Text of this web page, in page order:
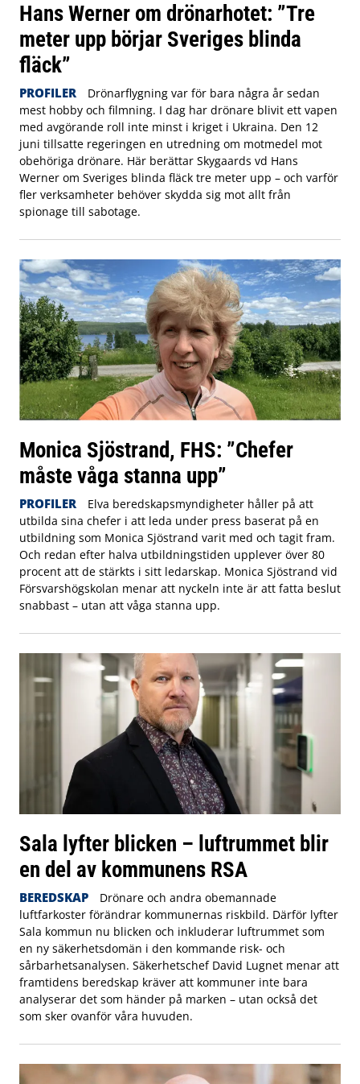
Hans Werner om drönarhotet: ”Tre
meter upp börjar Sveriges blinda
fläck”
PROFILER
Drönarflygning var för bara några år sedan
mest hobby och filmning. I dag har drönare blivit ett vapen
med avgörande roll inte minst i kriget i Ukraina. Den 12
juni tillsatte regeringen en utredning om motmedel mot
obehöriga drönare. Här berättar Skygaards vd Hans
Werner om Sveriges blinda fläck tre meter upp – och varför
fler verksamheter behöver skydda sig mot allt från
spionage till sabotage.
Monica Sjöstrand, FHS: ”Chefer
måste våga stanna upp”
PROFILER
Elva beredskapsmyndigheter håller på att
utbilda sina chefer i att leda under press baserat på en
utbildning som Monica Sjöstrand varit med och tagit fram.
Och redan efter halva utbildningstiden upplever över 80
procent att de stärkts i sitt ledarskap. Monica Sjöstrand vid
Försvarshögskolan menar att nyckeln inte är att fatta beslut
snabbast – utan att våga stanna upp.
Sala lyfter blicken – luftrummet blir
en del av kommunens RSA
BEREDSKAP
Drönare och andra obemannade
luftfarkoster förändrar kommunernas riskbild. Därför lyfter
Sala kommun nu blicken och inkluderar luftrummet som
en ny säkerhetsdomän i den kommande risk- och
sårbarhetsanalysen. Säkerhetschef David Lugnet menar att
framtidens beredskap kräver att kommuner inte bara
analyserar det som händer på marken – utan också det
som sker ovanför våra huvuden.